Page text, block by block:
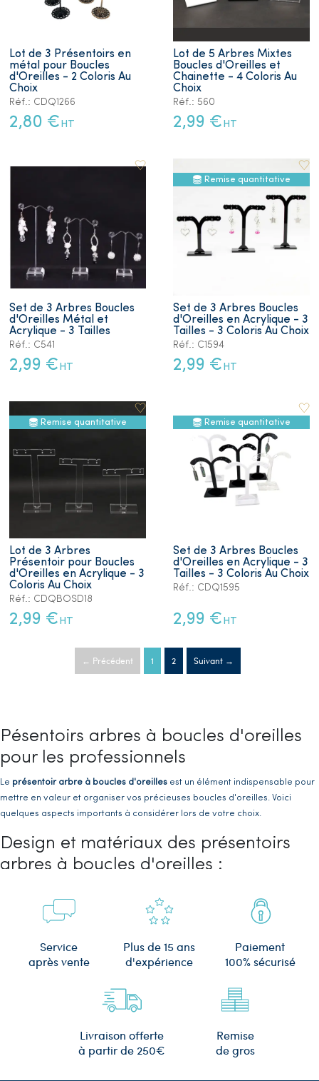
Lot de 3 Présentoirs en
métal pour Boucles
d'Oreilles - 2 Coloris Au
Choix
Réf.: CDQ1266
2,80 € HT
Lot de 5 Arbres Mixtes
Boucles d'Oreilles et
Chainette - 4 Coloris Au
Choix
Réf.: 560
2,99 € HT
Set de 3 Arbres Boucles
d'Oreilles Métal et
Acrylique - 3 Tailles
Réf.: C541
2,99 € HT
Remise quantitative
Set de 3 Arbres Boucles
d'Oreilles en Acrylique - 3
Tailles - 3 Coloris Au Choix
Réf.: C1594
2,99 € HT
Remise quantitative
Lot de 3 Arbres
Présentoir pour Boucles
d'Oreilles en Acrylique - 3
Coloris Au Choix
Réf.: CDQBOSD18
2,99 € HT
Remise quantitative
Set de 3 Arbres Boucles
d'Oreilles en Acrylique - 3
Tailles - 3 Coloris Au Choix
Réf.: CDQ1595
2,99 € HT
← Précédent 1 2 Suivant →
Pésentoirs arbres à boucles d'oreilles
pour les professionnels
Le présentoir arbre à boucles d'oreilles est un élément indispensable pour
mettre en valeur et organiser vos précieuses boucles d'oreilles. Voici
quelques aspects importants à considérer lors de votre choix.
Design et matériaux des présentoirs
arbres à boucles d'oreilles :
bois ou le plastique. Le
présentoir arbre à boucle d'oreilles en métal
apporte par exemple une touche d'élégance et de modernité. Par ailleurs,
plus naturel et chaleureux. En outre, les designs varient également, allant
des formes minimalistes aux créations plus artistiques.
Capacité et dimensions des présentoirs
. D'autant plus que certains modèles peuvent accueillir
Service
après vente
Plus de 15 ans
d'expérience
Paiement
100% sécurisé
Livraison offerte
à partir de 250€
Remise
de gros